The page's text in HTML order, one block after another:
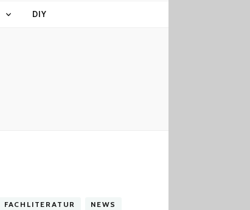
DIY
FACHLITERATUR NEWS